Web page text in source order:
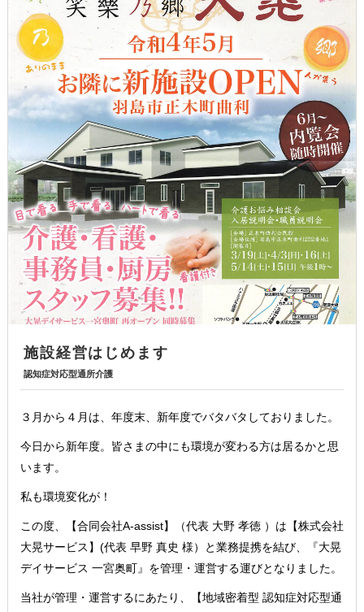
施設経営はじめます
認知症対応型通所介護
３月から４月は、年度末、新年度でバタバタしておりました。
今日から新年度。皆さまの中にも環境が変わる方は居るかと思
います。
私も環境変化が！
この度、【合同会社A-assist】（代表 大野 孝徳 ）は【株式会社
大晃サービス】(代表 早野 真史 様）と業務提携を結び、『大晃
デイサービス 一宮奥町』を管理・運営する運びとなりました。
当社が管理・運営するにあたり、【地域密着型 認知症対応型通